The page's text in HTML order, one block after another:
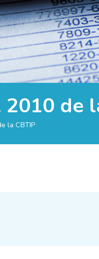
de
la CBTIP